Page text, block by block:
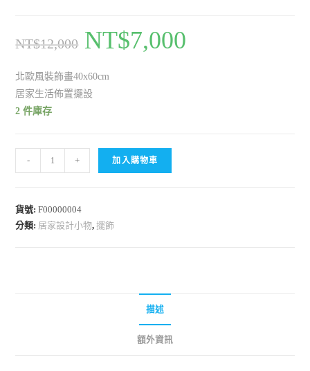
NT$12,000 NT$7,000
北歐風裝飾畫40x60cm
居家生活佈置擺設
2 件庫存
- + 加入購物車
貨號:F00000004
分類: 居家設計小物,擺飾
描述
額外資訊